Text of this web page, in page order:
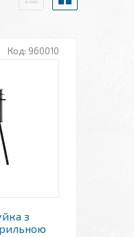
960010
з